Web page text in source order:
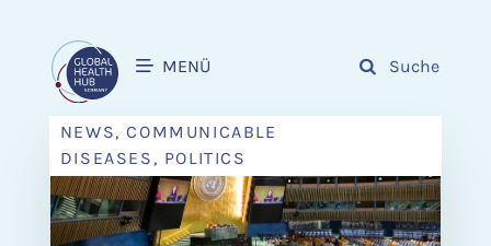
MENÜ Suche
NEWS, COMMUNICABLE
DISEASES, POLITICS